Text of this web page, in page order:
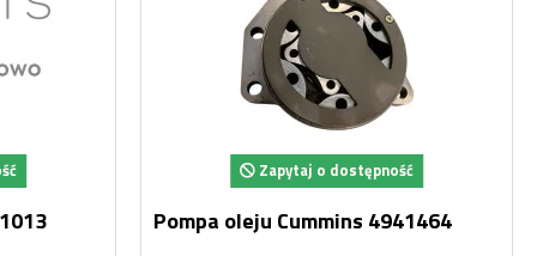
Zapytaj o dostępność
Pompa oleju Cummins 4941464